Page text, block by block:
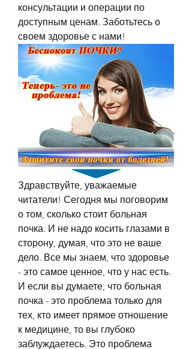
консультации и операции по
доступным ценам. Заботьтесь о
своем здоровье с нами!
Здравствуйте, уважаемые
читатели! Сегодня мы поговорим
о том, сколько стоит больная
почка. И не надо косить глазами в
сторону, думая, что это не ваше
дело. Все мы знаем, что здоровье
- это самое ценное, что у нас есть.
И если вы думаете, что больная
почка - это проблема только для
тех, кто имеет прямое отношение
к медицине, то вы глубоко
заблуждаетесь. Это проблема